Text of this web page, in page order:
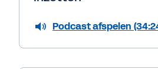
Podcast afspelen